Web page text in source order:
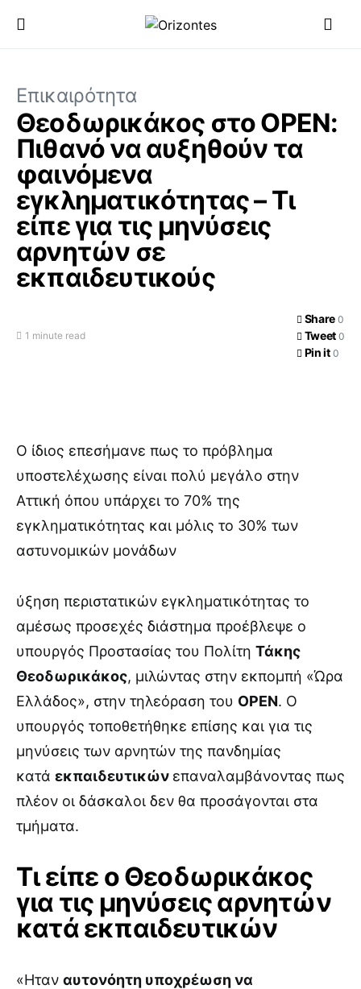
Επικαιρότητα
Θεοδωρικάκος στο OPEN:
Πιθανό να αυξηθούν τα
φαινόμενα
εγκληματικότητας – Τι
είπε για τις μηνύσεις
αρνητών σε
εκπαιδευτικούς
1 minute read
Share 0
Tweet 0
Pin it 0
Ο ίδιος επεσήμανε πως το πρόβλημα
υποστελέχωσης είναι πολύ μεγάλο στην
Αττική όπου υπάρχει το 70% της
εγκληματικότητας και μόλις το 30% των
αστυνομικών μονάδων
ύξηση περιστατικών εγκληματικότητας το
αμέσως προσεχές διάστημα προέβλεψε ο
υπουργός Προστασίας του Πολίτη Τάκης
Θεοδωρικάκος, μιλώντας στην εκπομπή «Ώρα
Ελλάδος», στην τηλεόραση του OPEN. Ο
υπουργός τοποθετήθηκε επίσης και για τις
μηνύσεις των αρνητών της πανδημίας
κατά εκπαιδευτικών επαναλαμβάνοντας πως
πλέον οι δάσκαλοι δεν θα προσάγονται στα
τμήματα.
Τι είπε ο Θεοδωρικάκος
για τις μηνύσεις αρνητών
κατά εκπαιδευτικών
«Ηταν αυτονόητη υποχρέωση να